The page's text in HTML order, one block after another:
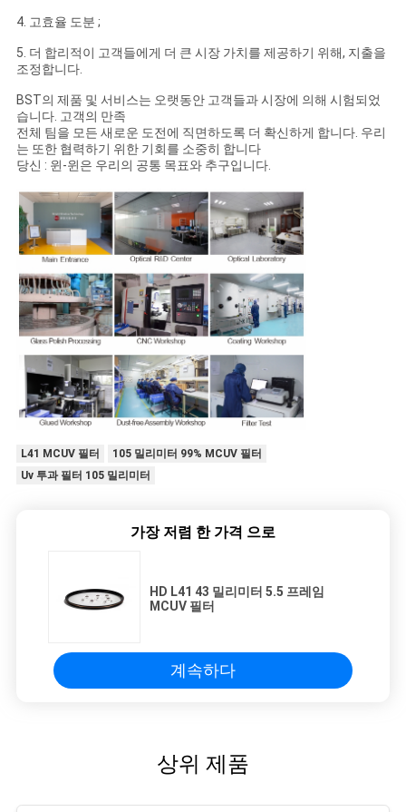
4. 고효율 도분 ;
5. 더 합리적이 고객들에게 더 큰 시장 가치를 제공하기 위해, 지출을
조정합니다.
BST의 제품 및 서비스는 오랫동안 고객들과 시장에 의해 시험되었
습니다. 고객의 만족
전체 팀을 모든 새로운 도전에 직면하도록 더 확신하게 합니다. 우리
는 또한 협력하기 위한 기회를 소중히 합니다
당신 : 윈-윈은 우리의 공통 목표와 추구입니다.
L41 MCUV 필터
105 밀리미터 99% MCUV 필터
Uv 투과 필터 105 밀리미터
가장 저렴 한 가격 으로
HD L41 43 밀리미터 5.5 프레임
MCUV 필터
계속하다
상위 제품